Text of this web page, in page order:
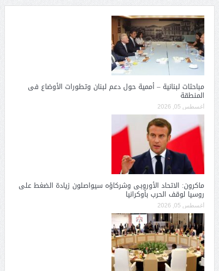
مباحثات لبنانية – أممية حول دعم لبنان وتطورات الأوضاع فى
المنطقة
أغسطس 05, 2026
ماكرون: الاتحاد الأوروبى وشركاؤه سيواصلون زيادة الضغط على
روسيا لوقف الحرب بأوكرانيا
أغسطس 05, 2026